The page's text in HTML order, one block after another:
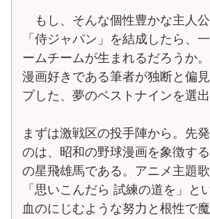
もし、そんな個性豊かな主人
「侍ジャパン」を結成したら、
ームチームが生まれるだろうか
漫画好きである筆者が独断と偏
プした、夢のベストナインを選出
まずは激戦区の投手陣から。先
のは、昭和の野球漫画を象徴する
の星飛雄馬である。アニメ主題
「思いこんだら 試練の道を」と
血のにじむような努力と根性で